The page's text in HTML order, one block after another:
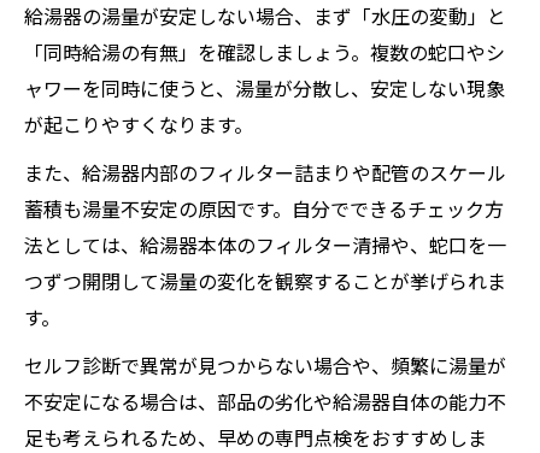
給湯器の湯量が安定しない場合、まず「水圧の変動」と
「同時給湯の有無」を確認しましょう。複数の蛇口やシ
ャワーを同時に使うと、湯量が分散し、安定しない現象
が起こりやすくなります。
また、給湯器内部のフィルター詰まりや配管のスケール
蓄積も湯量不安定の原因です。自分でできるチェック方
法としては、給湯器本体のフィルター清掃や、蛇口を一
つずつ開閉して湯量の変化を観察することが挙げられま
す。
セルフ診断で異常が見つからない場合や、頻繁に湯量が
不安定になる場合は、部品の劣化や給湯器自体の能力不
足も考えられるため、早めの専門点検をおすすめしま